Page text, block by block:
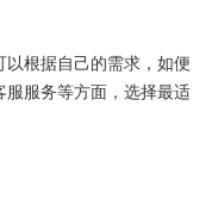
根据自己的需求，如便
服务等方面，选择最适